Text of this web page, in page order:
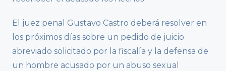
El juez penal Gustavo Castro deberá resolver en
los próximos días sobre un pedido de juicio
abreviado solicitado por la fiscalía y la defensa de
un hombre acusado por un abuso sexual